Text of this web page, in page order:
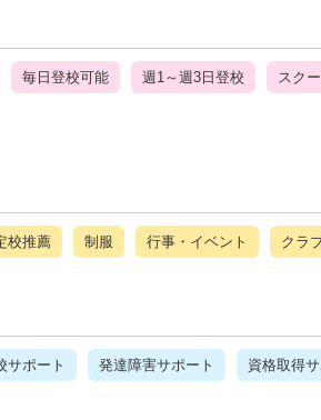
毎日登校可能 週1～週3日登校 スク
校推薦 制服 行事・イベント クラ
サポート 発達障害サポート 資格取得